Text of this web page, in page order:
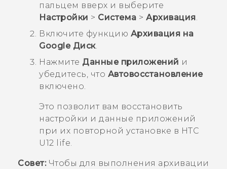
пальцем вверх и выберите
Настройки > Система > Архивация.
Включите функцию Архивация на
Google Диск.
Нажмите Данные приложений и
убедитесь, что Автовосстановление
включено.
Это позволит вам восстановить
настройки и данные приложений
при их повторной установке в HTC
U12 life.
Совет:Чтобы для выполнения архивации